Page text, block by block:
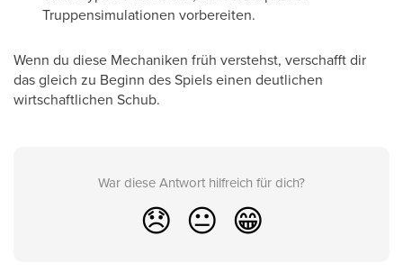
Truppensimulationen vorbereiten.
Wenn du diese Mechaniken früh verstehst, verschafft dir
das gleich zu Beginn des Spiels einen deutlichen
wirtschaftlichen Schub.
War diese Antwort hilfreich für dich?
😞 😐 😁